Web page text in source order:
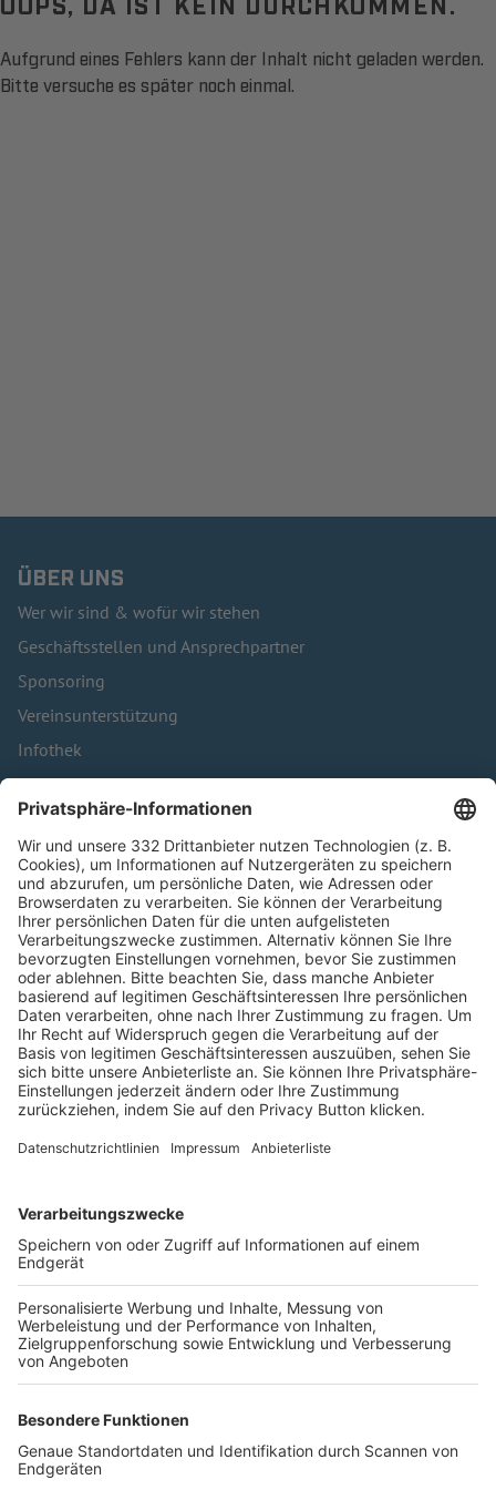
Aufgrund eines Fehlers kann der Inhalt nicht geladen werden.
Bitte versuche es später noch einmal.
ÜBER UNS
Wer wir sind & wofür wir stehen
Geschäftsstellen und Ansprechpartner
Sponsoring
Vereinsunterstützung
Infothek
Kontakt
HÄUFIG BESUCHTE SEITEN
Pässe und Vereinswechsel
Trainerausbildung
Schulungsangebot Vereinsmitarbeiter
BFV-Geschäftsstellen
Trainerbörse
Login SpielPlus
FOLGE DEM BFV
TOP-VEREINE
TOP-PARTNER